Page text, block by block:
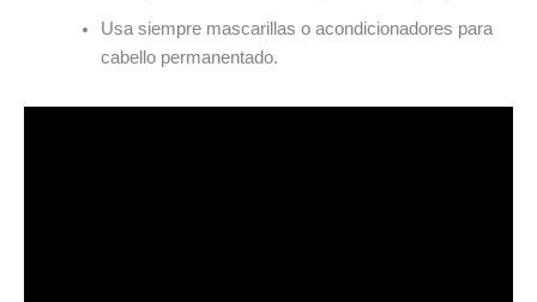
Usa siempre mascarillas o acondicionadores para
cabello permanentado.